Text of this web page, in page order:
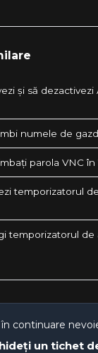
și să dezactivezi
numele de
parola VNC în
temporizatorul
temporizatorul
continuare
un tichet